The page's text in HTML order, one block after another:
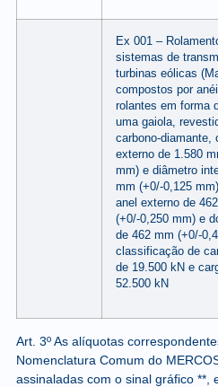
Ex 001 –
sistemas de
turbinas eólicas
compostos por
rolantes em forma
uma gaiola,
carbono-diamante,
externo de 1.580
mm) e diâmetro
mm (+0/-0,125
anel externo de
(+0/-0,250 mm) e
de 462 mm (+0/-
classificação de
de 19.500 kN e
52.500 kN
Art. 3º As alíquotas
Nomenclatura Comum do
assinaladas com o sinal gráfico **,